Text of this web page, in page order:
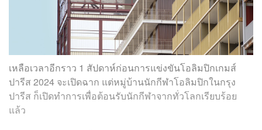
เหลือเวลาอีกราว 1 สัปดาห์ก่อนการแข่งขันโอลิมปิกเกมส์
ปารีส 2024 จะเปิดฉาก แต่หมู่บ้านนักกีฬาโอลิมปิกในกรุง
ปารีส ก็เปิดทำการเพื่อต้อนรับนักกีฬาจากทั่วโลกเรียบร้อย
แล้ว